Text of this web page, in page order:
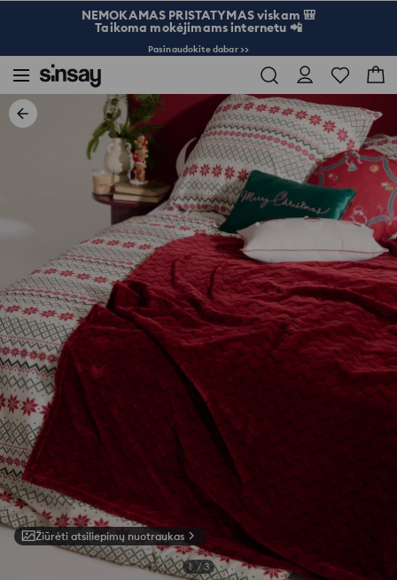
NEMOKAMAS PRISTATYMAS viskam 🎒
Taikoma mokėjimams internetu 📲
Pasinaudokite dabar >>
Žiūrėti atsiliepimų nuotraukas
1 /3